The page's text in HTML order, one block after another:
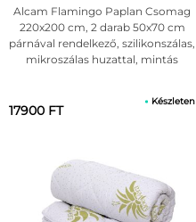
Alcam Flamingo Paplan Csomag
220x200 cm, 2 darab 50x70 cm
párnával rendelkező, szilikonszálas,
mikroszálas huzattal, mintás
17900 FT
Készleten